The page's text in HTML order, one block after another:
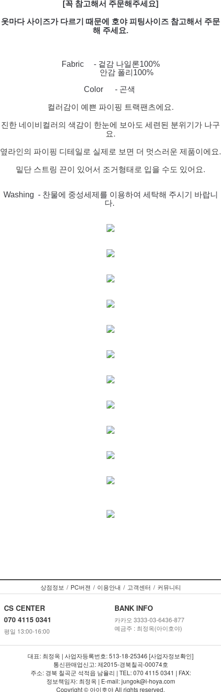
[꼭 참고해서 주문해주세요]
옷마다 사이즈가 다르기 때문에 호야 피팅사이즈 참고해서 주문
해 주세요.
Fabric - 겉감 나일론100%
안감 폴리100%
Color - 곤색
컬러감이 예쁜 파이핑 트랙팬츠에요.
진한 네이비컬러의 색감이 한눈에 보아도 세련된 분위기가 나구
요.
옆라인의 파이핑 디테일로 실제로 보면 더 멋스러운 제품이에요.
밑단 스트링 끈이 있어서 조거형태로 입을 수도 있어요.
Washing - 찬물에 중성세제를 이용하여 세탁해 주시기 바랍니
다.
상점정보 / PC버젼 / 이용안내 / 고객센터 / 커뮤니티
CS CENTER
070 4115 0341
평일 13:00-16:00
BANK INFO
카카오 3333-03-6436-877
예금주 : 최정옥(아이호야)
대표: 최정옥 | 사업자등록번호: 513-18-25346 [사업자정보확인]
통신판매업신고: 제2015-경북칠곡-00074호
주소: 경북 칠곡군 석적읍 남율리 | TEL: 070 4115 0341 | FAX:
정보책임자: 최정옥 | E-mail: jungok@i-hoya.com
Copyright © 아이호야 All rights reserved.